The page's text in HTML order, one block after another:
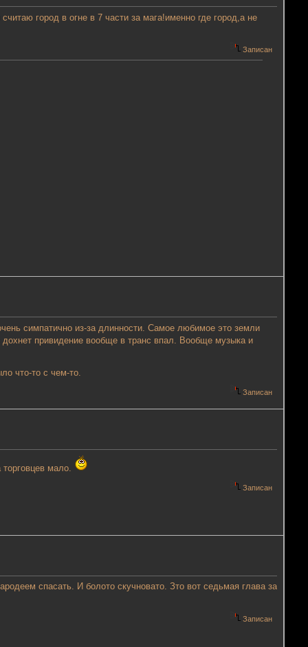
город в огне в 7 части за мага!именно где город,а не
Записан
симпатично из-за длинности. Самое любимое это земли
привидение вообще в транс впал. Вообще музыка и
что-то с чем-то.
Записан
мало.
Записан
спасать. И болото скучновато. Зто вот седьмая глава за
Записан